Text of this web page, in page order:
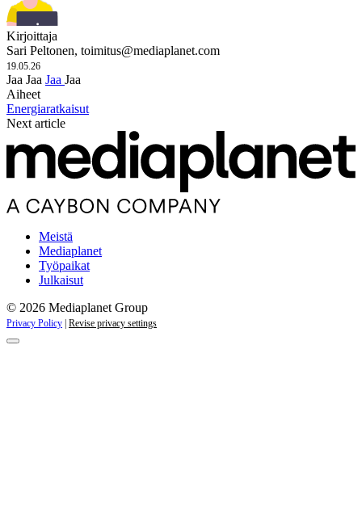
Kirjoittaja
Sari Peltonen, toimitus@mediaplanet.com
19.05.26
Jaa Jaa Jaa Jaa
Aiheet
Energiaratkaisut
Next article
Meistä
Mediaplanet
Työpaikat
Julkaisut
© 2026 Mediaplanet Group
Privacy Policy | Revise privacy settings